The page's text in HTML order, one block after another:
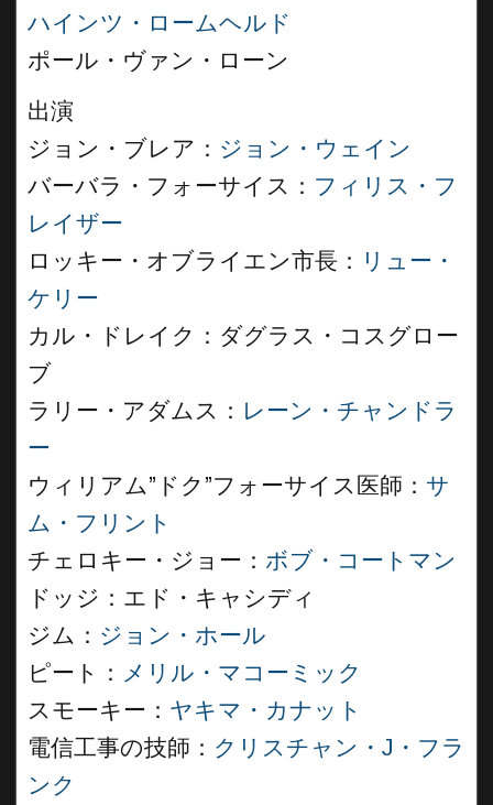
ハインツ・ロームヘルド
ポール・ヴァン・ローン
出演
ジョン・ブレア： ジョン・ウェイン
バーバラ・フォーサイス： フィリス・フ
レイザー
ロッキー・オブライエン市長： リュー・
ケリー
カル・ドレイク：ダグラス・コスグロー
ブ
ラリー・アダムス： レーン・チャンドラ
ー
ウィリアム”ドク”フォーサイス医師： サ
ム・フリント
チェロキー・ジョー： ボブ・コートマン
ドッジ：エド・キャシディ
ジム： ジョン・ホール
ピート： メリル・マコーミック
スモーキー： ヤキマ・カナット
電信工事の技師： クリスチャン・J・フラ
ンク